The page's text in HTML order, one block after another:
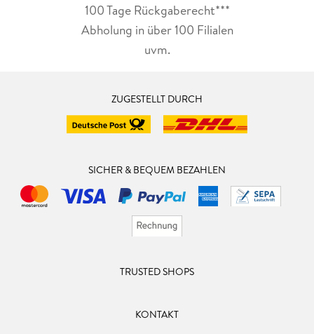
100 Tage Rückgaberecht***
Abholung in über 100 Filialen
uvm.
ZUGESTELLT DURCH
SICHER & BEQUEM BEZAHLEN
TRUSTED SHOPS
KONTAKT